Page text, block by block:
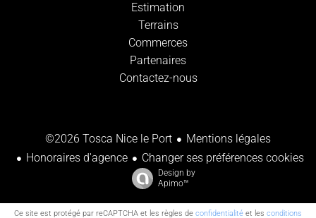
Estimation
Terrains
Commerces
Partenaires
Contactez-nous
©2026 Tosca Nice le Port
Mentions légales
Honoraires d'agence
Changer ses préférences cookies
Design by
Apimo™
Ce site est protégé par reCAPTCHA et les règles de confidentialité et les conditions